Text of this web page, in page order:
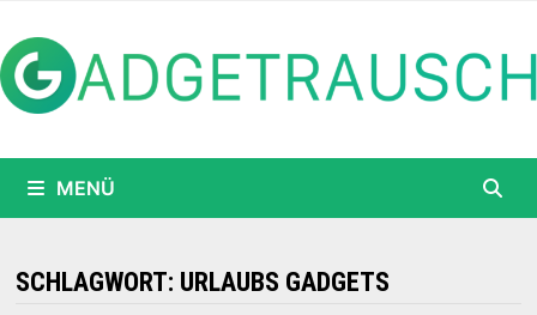
Inhalt
springen
MENÜ
SCHLAGWORT: URLAUBS GADGETS